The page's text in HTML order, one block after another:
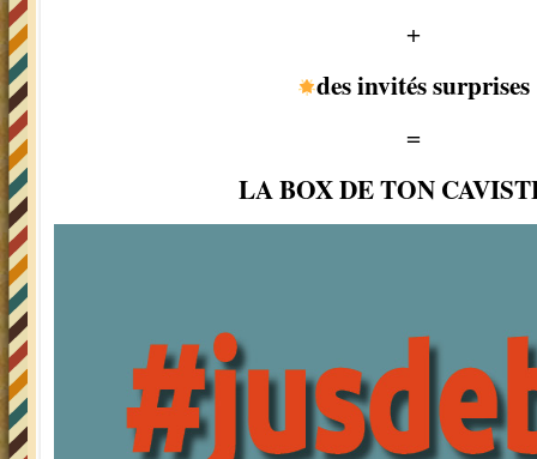
+
des invités surprises
=
LA BOX DE TON